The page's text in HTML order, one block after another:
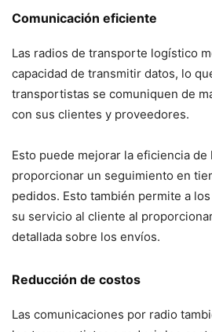
Comunicación eficiente
Las radios de transporte logístico
capacidad de transmitir datos, lo
transportistas se comuniquen de
con sus clientes y proveedores.
Esto puede mejorar la eficiencia de
proporcionar un seguimiento en
pedidos. Esto también permite a
su servicio al cliente al
detallada sobre los envíos.
Reducción de costos
Las comunicaciones por radio